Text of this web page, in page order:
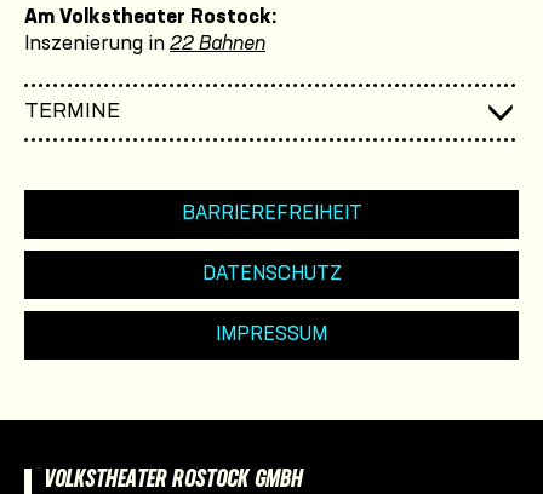
Am Volkstheater Rostock:
Inszenierung in 22 Bahnen
TERMINE
BARRIEREFREIHEIT
DATENSCHUTZ
IMPRESSUM
VOLKSTHEATER ROSTOCK GMBH